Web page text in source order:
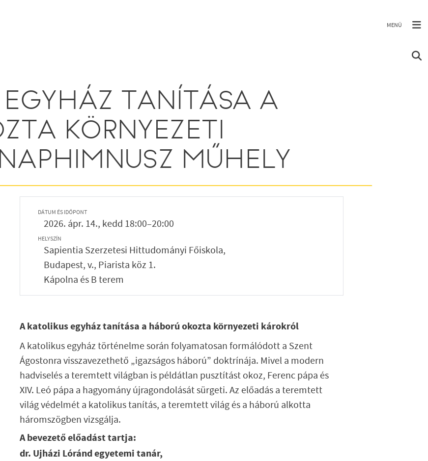
TANÍTÁSA A
KÖRNYEZETI
MŰHELY
DÁTUM ÉS IDŐPONT
2026. ápr. 14., kedd 18:00–20:00
HELYSZÍN
Sapientia Szerzetesi Hittudományi Főiskola,
Budapest, v., Piarista köz 1.
Kápolna és B terem
A katolikus egyház tanítása a háború okozta környezeti károkról
A katolikus egyház történelme során folyamatosan formálódott a Szent
Ágostonra visszavezethető „igazságos háború” doktrínája. Mivel a modern
hadviselés a teremtett világban is példátlan pusztítást okoz, Ferenc pápa és
XIV. Leó pápa a hagyomány újragondolását sürgeti. Az előadás a teremtett
világ védelmét a katolikus tanítás, a teremtett világ és a háború alkotta
háromszögben vizsgálja.
A bevezető előadást tartja:
dr. Ujházi Lóránd egyetemi tanár,